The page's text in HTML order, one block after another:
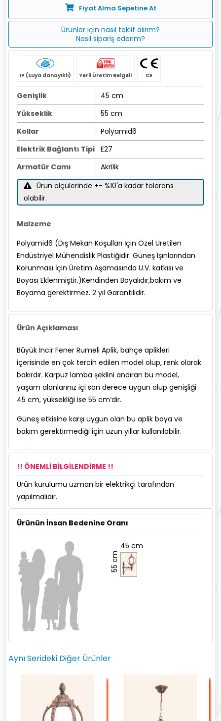
Fiyat Alma Sepetine At
Ürünler için nasıl teklif alırım?
Nasıl sipariş ederim?
IP (suya danayıklı) Yerli Üretim Belgeli CE
Genişlik
45 cm
Yükseklik
55 cm
Kollar
Polyamid6
Elektrik Bağlantı Tipi
E27
Armatür Camı
Akrilik
Ürün ölçülerinde +- %10'a kadar tolerans
olabilir.
Malzeme
Polyamid6 (Dış Mekan Koşulları İçin Özel Üretilen
Endüstriyel Mühendislik Plastiğidir. Güneş Işınlarından
Korunması İçin Üretim Aşamasında U.V. katkısı ve
Boyası Eklenmiştir.)Kendinden Boyalıdır,bakım ve
Boyama gerektirmez. 2 yıl Garantilidir.
Ürün Açıklaması
Büyük İncir Fener Rumeli Aplik, bahçe aplikleri
içerisinde en çok tercih edilen model olup, renk olarak
bakırdır. Karpuz lamba şeklini andıran bu model,
yaşam alanlarınız içi son derece uygun olup genişliği
45 cm, yüksekliği ise 55 cm’dir.
Güneş etkisine karşı uygun olan bu aplik boya ve
bakım gerektirmediği için uzun yıllar kullanılabilir.
!! ÖNEMLİ BİLGİLENDİRME !!
Ürün kurulumu uzman bir elektrikçi tarafından
yapılmalıdır.
Ürünün İnsan Bedenine Oranı
45 cm
55 cm
Aynı Serideki Diğer Ürünler